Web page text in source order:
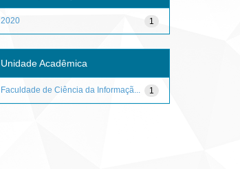
1
2020
Unidade Acadêmica
1
Faculdade de Ciência da Informaçã...